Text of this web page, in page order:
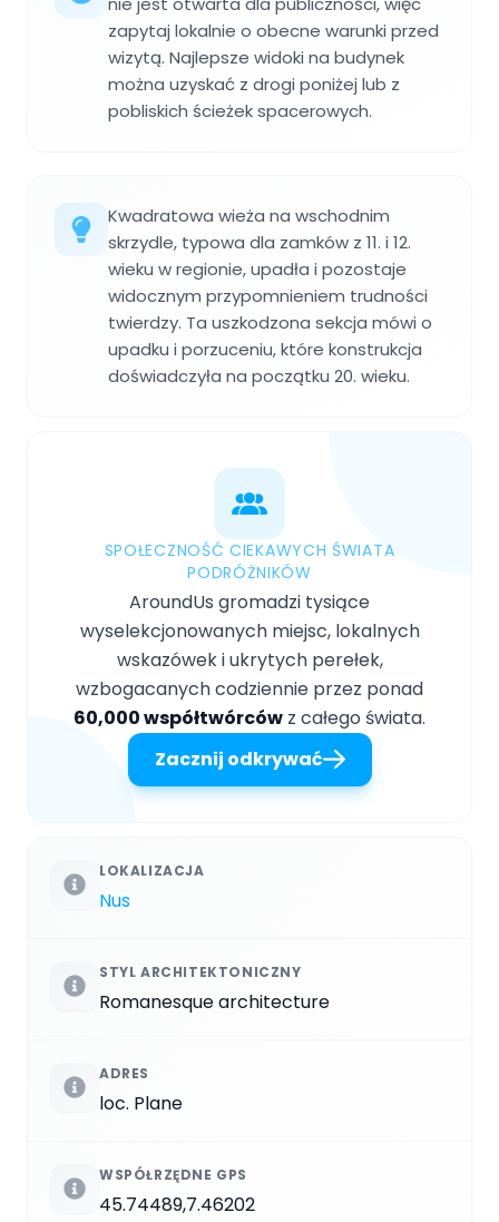
zapytaj lokalnie o obecne warunki przed
wizytą. Najlepsze widoki na budynek
można uzyskać z drogi poniżej lub z
pobliskich ścieżek spacerowych.
Kwadratowa wieża na wschodnim
skrzydle, typowa dla zamków z 11. i 12.
wieku w regionie, upadła i pozostaje
widocznym przypomnieniem trudności
twierdzy. Ta uszkodzona sekcja mówi o
upadku i porzuceniu, które konstrukcja
doświadczyła na początku 20. wieku.
SPOŁECZNOŚĆ CIEKAWYCH ŚWIATA
PODRÓŻNIKÓW
AroundUs gromadzi tysiące
wyselekcjonowanych miejsc, lokalnych
wskazówek i ukrytych perełek,
wzbogacanych codziennie przez ponad
60,000 współtwórców z całego świata.
Zacznij odkrywać
LOKALIZACJA
Nus
STYL ARCHITEKTONICZNY
Romanesque architecture
ADRES
loc. Plane
WSPÓŁRZĘDNE GPS
45.74489,7.46202